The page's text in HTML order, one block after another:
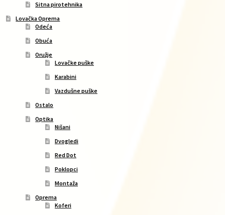
Sitna pirotehnika
Lovačka Oprema
Odeća
Obuća
Oružje
Lovačke puške
Karabini
Vazdušne puške
Ostalo
Optika
Nišani
Dvogledi
Red Dot
Poklopci
Montaža
Oprema
Koferi